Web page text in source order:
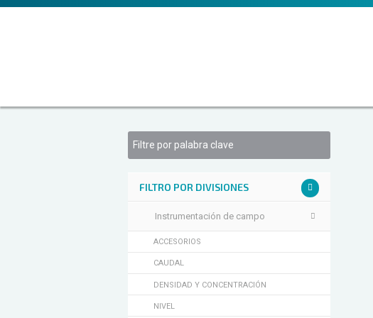
FILTRO POR DIVISIONES
Instrumentación de campo
ACCESORIOS
CAUDAL
DENSIDAD Y CONCENTRACIÓN
NIVEL